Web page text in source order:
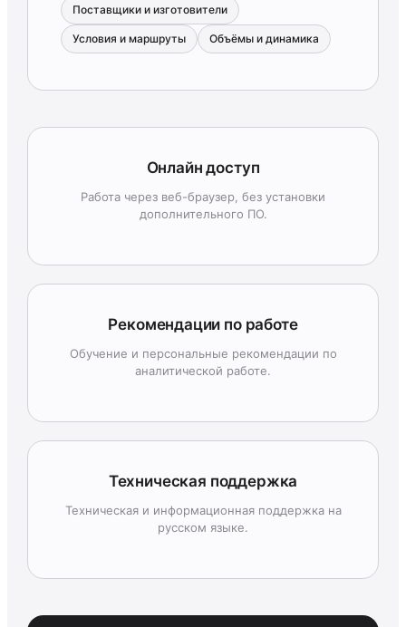
Поставщики и изготовители
Условия и маршруты Объёмы и динамика
Онлайн доступ
Работа через веб-браузер, без установки
дополнительного ПО.
Рекомендации по работе
Обучение и персональные рекомендации по
аналитической работе.
Техническая поддержка
Техническая и информационная поддержка на
русском языке.